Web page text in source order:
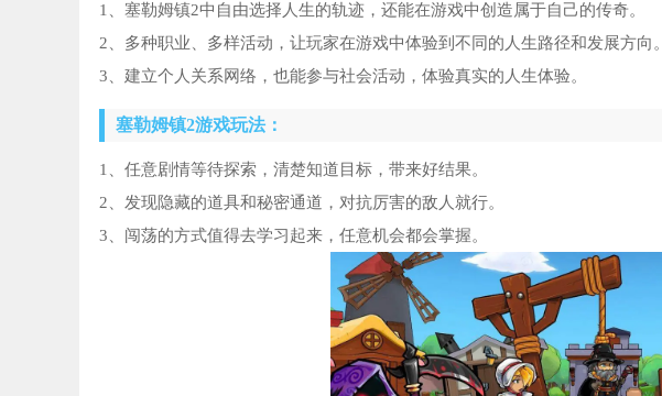
1、塞勒姆镇2中自由选择人生的轨迹，还能在游戏中创造属于自己的传奇。
2、多种职业、多样活动，让玩家在游戏中体验到不同的人生路径和发展方向。
3、建立个人关系网络，也能参与社会活动，体验真实的人生体验。
塞勒姆镇2游戏玩法：
1、任意剧情等待探索，清楚知道目标，带来好结果。
2、发现隐藏的道具和秘密通道，对抗厉害的敌人就行。
3、闯荡的方式值得去学习起来，任意机会都会掌握。